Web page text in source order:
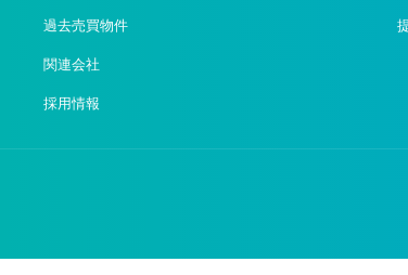
過去売買物件
関連会社
採用情報